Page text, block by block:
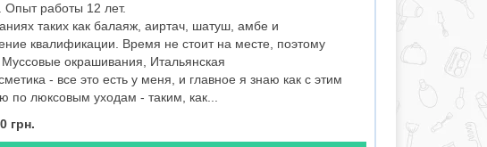
Опыт работы 12 лет.
таких как балаяж, аиртач, шатуш, амбе и
квалификации. Время не стоит на месте, поэтому
окрашивания, Итальянская
- все это есть у меня, и главное я знаю как с этим
по люксовым уходам - таким, как...
грн.